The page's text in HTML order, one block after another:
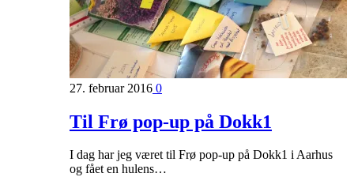
27. februar 2016 0
Til Frø pop-up på Dokk1
I dag har jeg været til Frø pop-up på Dokk1 i Aarhus
og fået en hulens…